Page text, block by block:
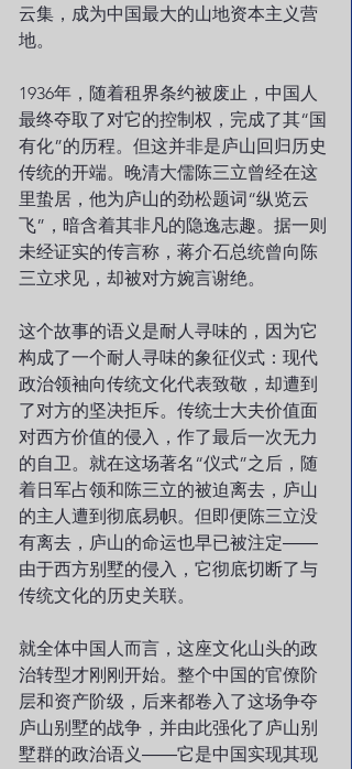
云集，成为中国最大的山地资本主义营
地。
1936年，随着租界条约被废止，中国人
最终夺取了对它的控制权，完成了其“国
有化”的历程。但这并非是庐山回归历史
传统的开端。晚清大儒陈三立曾经在这
里蛰居，他为庐山的劲松题词“纵览云
飞”，暗含着其非凡的隐逸志趣。据一则
未经证实的传言称，蒋介石总统曾向陈
三立求见，却被对方婉言谢绝。
这个故事的语义是耐人寻味的，因为它
构成了一个耐人寻味的象征仪式：现代
政治领袖向传统文化代表致敬，却遭到
了对方的坚决拒斥。传统士大夫价值面
对西方价值的侵入，作了最后一次无力
的自卫。就在这场著名“仪式”之后，随
着日军占领和陈三立的被迫离去，庐山
的主人遭到彻底易帜。但即便陈三立没
有离去，庐山的命运也早已被注定――
由于西方别墅的侵入，它彻底切断了与
传统文化的历史关联。
就全体中国人而言，这座文化山头的政
治转型才刚刚开始。整个中国的官僚阶
层和资产阶级，后来都卷入了这场争夺
庐山别墅的战争，并由此强化了庐山别
墅群的政治语义――它是中国实现其现